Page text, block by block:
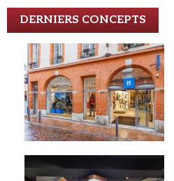
DERNIERS CONCEPTS